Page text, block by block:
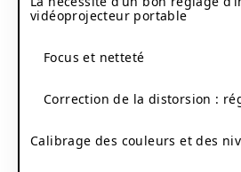
vidéoprojecteur portable
Focus et netteté
Correction de la distorsion :
Calibrage des couleurs et des